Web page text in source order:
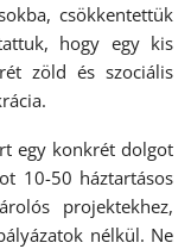
csökkentettük
hogy egy kis
zöld és szociális
egy konkrét dolgot
10-50 háztartásos
projektekhez,
nélkül. Ne